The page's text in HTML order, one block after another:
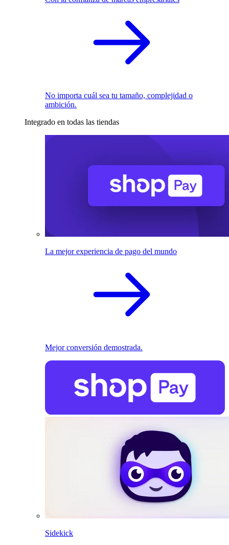
No importa cuál sea tu tamaño, complejidad o
ambición.
Integrado en todas las tiendas
La mejor experiencia de pago del mundo
Mejor conversión demostrada.
Sidekick